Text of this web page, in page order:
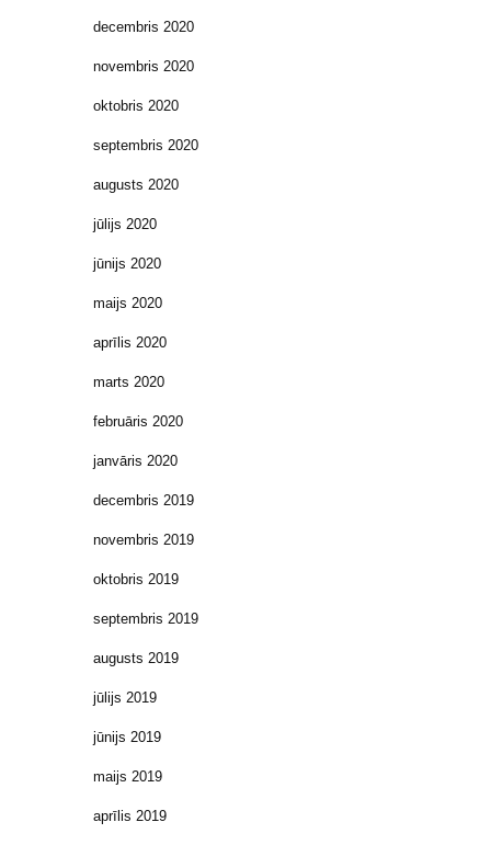
decembris 2020
novembris 2020
oktobris 2020
septembris 2020
augusts 2020
jūlijs 2020
jūnijs 2020
maijs 2020
aprīlis 2020
marts 2020
februāris 2020
janvāris 2020
decembris 2019
novembris 2019
oktobris 2019
septembris 2019
augusts 2019
jūlijs 2019
jūnijs 2019
maijs 2019
aprīlis 2019